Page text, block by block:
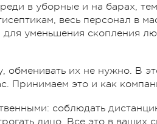
в уборные и на барах,
весь персонал в
уменьшения скопления
обменивать их не нужно. В
Принимаем это и как
соблюдать
лицо. Все это в ваших